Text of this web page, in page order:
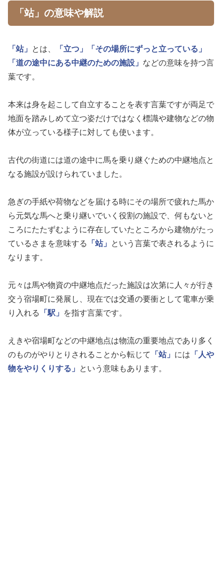
「站」の意味や解説
「站」 とは、 「立つ」
「その場所にずっと立っている」
「道の途中にある中継のための施設」 などの意味を持つ言
葉です。
本来は身を起こして自立することを表す言葉ですが両足で
地面を踏みしめて立つ姿だけではなく標識や建物などの物
体が立っている様子に対しても使います。
古代の街道には道の途中に馬を乗り継ぐための中継地点と
なる施設が設けられていました。
急ぎの手紙や荷物などを届ける時にその場所で疲れた馬か
ら元気な馬へと乗り継いでいく役割の施設で、何もないと
ころにたたずむように存在していたところから建物がたっ
ているさまを意味する
「站」
という言葉で表されるように
なります。
元々は馬や物資の中継地点だった施設は次第に人々が行き
交う宿場町に発展し、現在では交通の要衝として電車が乗
り入れる
「駅」 を指す言葉です。
えきや宿場町などの中継地点は物流の重要地点であり多く
のものがやりとりされることから転じて
「站」 には 「人や
物をやりくりする」
という意味もあります。